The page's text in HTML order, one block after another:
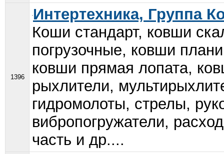
1396
Интертехника, Группа
Коши стандарт, ковши
погрузочные, ковши
ковши прямая лопата,
рыхлители,
гидромолоты, стрелы,
вибропогружатели,
часть и др....